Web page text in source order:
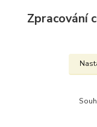
něžné bílé
bambusu a
221 Kčbez
Zpracování